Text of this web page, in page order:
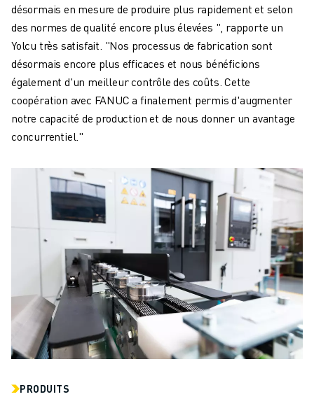
désormais en mesure de produire plus rapidement et selon
des normes de qualité encore plus élevées ", rapporte un
Yolcu très satisfait. "Nos processus de fabrication sont
désormais encore plus efficaces et nous bénéficions
également d'un meilleur contrôle des coûts. Cette
coopération avec FANUC a finalement permis d'augmenter
notre capacité de production et de nous donner un avantage
concurrentiel."
PRODUITS